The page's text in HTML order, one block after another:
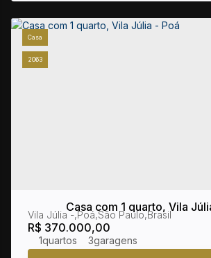
2063
Casa
Casa com 1 quarto, Vila
R$ 370.000,00
Vila Júlia ,Poá,São Paulo,Brasil
1 3